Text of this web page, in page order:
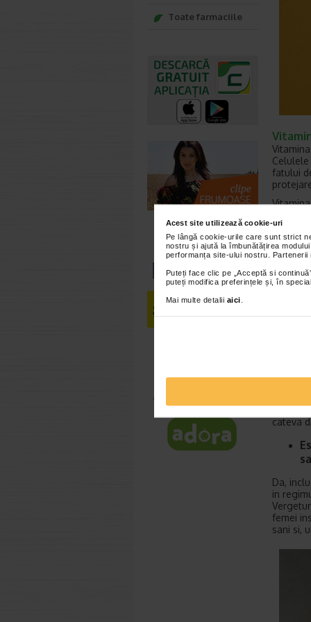
Acest site utilizează cookie-uri
Pe lângă cookie-urile care sunt strict
nostru și ajută la îmbunătățirea
performanța site-ului nostru.
Puteți face clic pe „Acceptă si
puteți modifica preferințele și, în
Mai multe detalii aici
fatului
sarcina
in viata
la
daunele
de
cateva
Da,
in
femei
sani si,
Toate farmaciile